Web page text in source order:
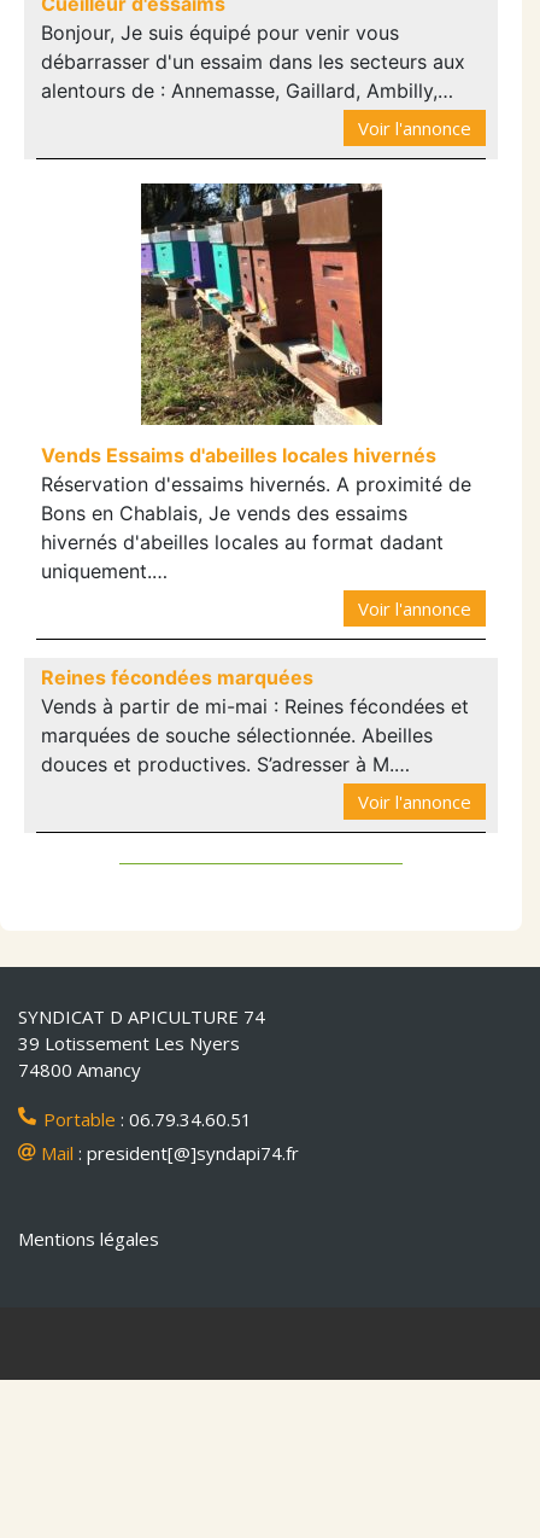
Bonjour, Je suis équipé pour venir vous
débarrasser d'un essaim dans les secteurs aux
alentours de : Annemasse, Gaillard, Ambilly,…
Voir l'annonce
Vends Essaims d'abeilles locales hivernés
Réservation d'essaims hivernés. A proximité de
Bons en Chablais, Je vends des essaims
hivernés d'abeilles locales au format dadant
uniquement.…
Voir l'annonce
Reines fécondées marquées
Vends à partir de mi-mai : Reines fécondées et
marquées de souche sélectionnée. Abeilles
douces et productives. S’adresser à M.…
Voir l'annonce
SYNDICAT D APICULTURE 74
39 Lotissement Les Nyers
74800 Amancy
Portable : 06.79.34.60.51
Mail : president[@]syndapi74.fr
Mentions légales